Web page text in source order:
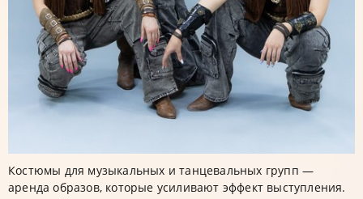
Костюмы для музыкальных и танцевальных групп —
аренда образов, которые усиливают эффект выступления.